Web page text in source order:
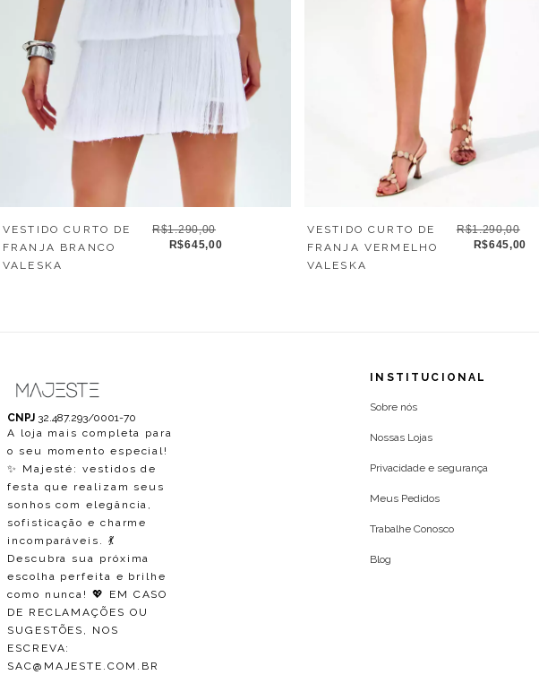
VESTIDO CURTO DE
FRANJA BRANCO
VALESKA
R$1.290,00
R$645,00
VESTIDO CURTO DE
FRANJA VERMELHO
VALESKA
R$1.290,00
R$645,00
CNPJ 32.487.293/0001-70
A loja mais completa para
o seu momento especial!
✨ Majesté: vestidos de
festa que realizam seus
sonhos com elegância,
sofisticação e charme
incomparáveis. 💃
Descubra sua próxima
escolha perfeita e brilhe
como nunca! 💖 EM CASO
DE RECLAMAÇÕES OU
SUGESTÕES, NOS
ESCREVA:
SAC@MAJESTE.COM.BR
INSTITUCIONAL
Sobre nós
Nossas Lojas
Privacidade e segurança
Meus Pedidos
Trabalhe Conosco
Blog